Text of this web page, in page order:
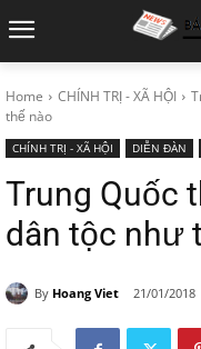
Home CHÍNH TRỊ - XÃ HỘI
thế nào
CHÍNH TRỊ - XÃ HỘI DIỄN ĐÀN
Trung Quốc
dân tộc như
By Hoang Viet 21/01/2018